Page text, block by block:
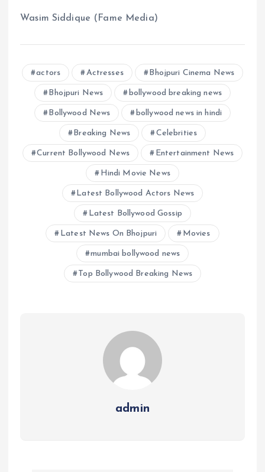
Wasim Siddique (Fame Media)
actors Actresses Bhojpuri Cinema News
Bhojpuri News bollywood breaking news
Bollywood News bollywood news in hindi
Breaking News Celebrities
Current Bollywood News Entertainment News
Hindi Movie News
Latest Bollywood Actors News
Latest Bollywood Gossip
Latest News On Bhojpuri Movies
mumbai bollywood news
Top Bollywood Breaking News
admin